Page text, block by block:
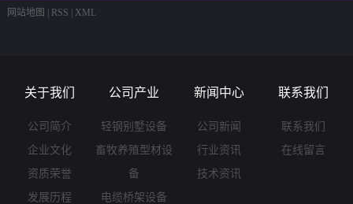
网站地图 RSS XML
关于我们
公司简介
企业文化
资质荣誉
发展历程
公司产业
轻钢别墅设备
畜牧养殖型材设
备
电缆桥架设备
新闻中心
公司新闻
行业资讯
技术资讯
联系我们
联系我们
在线留言